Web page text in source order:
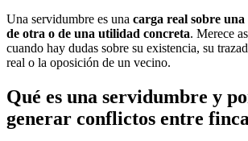
Una servidumbre es una carga real sobre
de otra o de una utilidad concreta. Merece
cuando hay dudas sobre su existencia, su
real o la oposición de un vecino.
Qué es una servidumbre y
generar conflictos entre